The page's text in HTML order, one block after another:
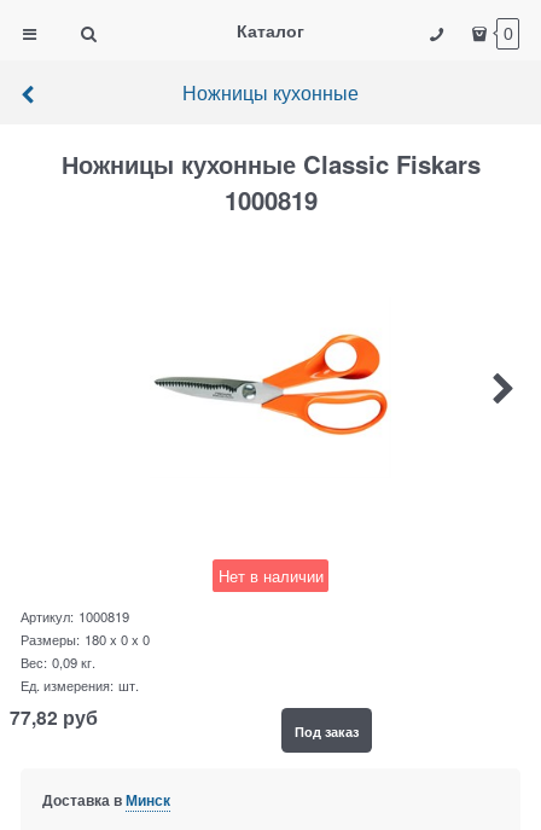
Каталог 0
Ножницы кухонные
Ножницы кухонные Classic Fiskars
1000819
Нет в наличии
Артикул: 1000819
Размеры: 180 x 0 x 0
Вес: 0,09кг.
Ед. измерения: шт.
77,82 руб Под заказ
Доставка вМинск